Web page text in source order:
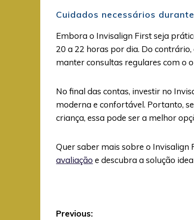
Cuidados necessários
Embora o Invisalign First seja
20 a 22 horas por dia. Do
manter consultas regulares com o
No final das contas, investir no
moderna e confortável. Portanto,
criança, essa pode ser a melhor
Quer saber mais sobre o Invisalign
avaliação e descubra a solução
Navegação
Previous: